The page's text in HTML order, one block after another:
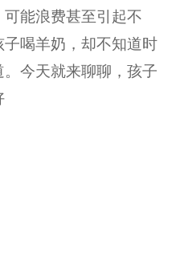
能浪费甚至引起不
喝羊奶，却不知道时
今天就来聊聊，孩子